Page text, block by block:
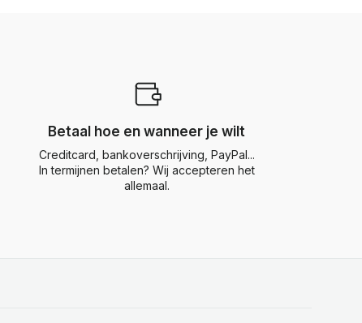
Betaal hoe en wanneer je wilt
Creditcard, bankoverschrijving, PayPal...
In termijnen betalen? Wij accepteren het
allemaal.